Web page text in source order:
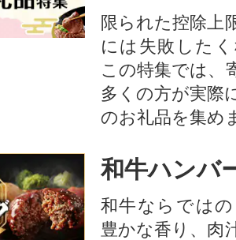
限られた控除上
には失敗した
この特集では、
多くの方が実際
のお礼品を集め
和牛ハンバ
和牛ならでは
豊かな香り、肉